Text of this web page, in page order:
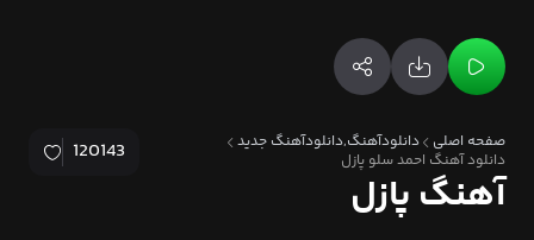
صفحه اصلی
دانلودآهنگ,دانلودآهنگ جدید
دانلود آهنگ احمد سلو پازل
120143
آهنگ پازل